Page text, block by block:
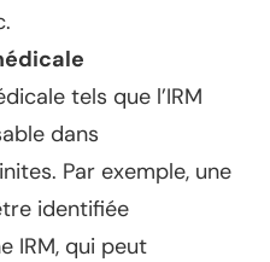
tels que l’IRM
dans
Par exemple, une
identifiée
IRM, qui peut